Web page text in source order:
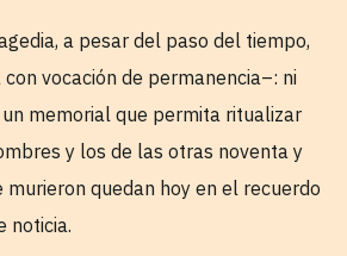
a pesar del paso del tiempo,
vocación de permanencia–: ni
memorial que permita ritualizar
y los de las otras noventa y
murieron quedan hoy en el recuerdo
noticia.